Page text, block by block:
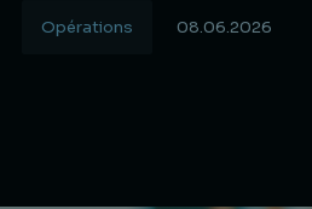
Opérations 08.06.2026